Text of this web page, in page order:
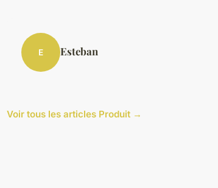
E Esteban
Voir tous les articles Produit →